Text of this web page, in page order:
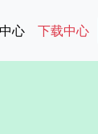
心 下载中心